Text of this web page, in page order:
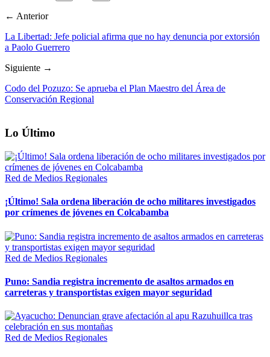
← Anterior
La Libertad: Jefe policial afirma que no hay denuncia por extorsión
a Paolo Guerrero
Siguiente →
Codo del Pozuzo: Se aprueba el Plan Maestro del Área de
Conservación Regional
Lo Último
Red de Medios Regionales
¡Último! Sala ordena liberación de ocho militares investigados
por crímenes de jóvenes en Colcabamba
Red de Medios Regionales
Puno: Sandia registra incremento de asaltos armados en
carreteras y transportistas exigen mayor seguridad
Red de Medios Regionales